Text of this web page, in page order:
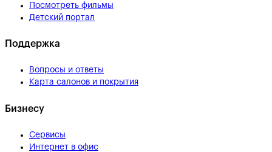
Посмотреть фильмы
Детский портал
Поддержка
Вопросы и ответы
Карта салонов и покрытия
Бизнесу
Сервисы
Интернет в офис